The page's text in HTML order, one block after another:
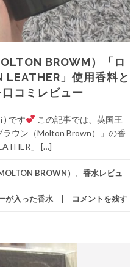
BROWM）「ロ
」使用香料と
コミレビュー
) です
この記事では、英国王
ウン（Molton Brown）」の香
」 […]
BROWN） 香水レビュ
が入った香水 コメントを残す